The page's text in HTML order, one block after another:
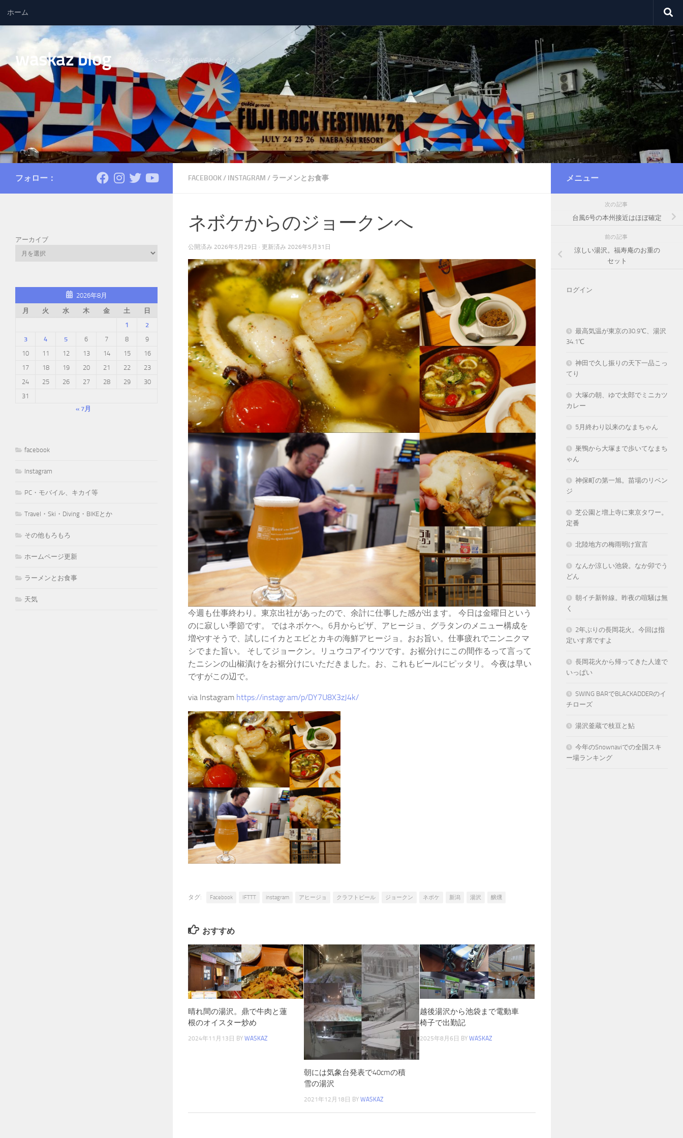
コンテンツへスキップ
ホーム
waskaz blog 南魚沼をベースにSKIやBIKEと食べ歩き
FACEBOOK/ INSTAGRAM / ラーメンとお食事
ネボケからのジョークンへ
公開済み 2026年5月29日 · 更新済み 2026年5月31日
今週も仕事終わり。東京出社があったので、余計に仕事した感が出ます。 今日は金曜日という
のに寂しい季節です。 ではネボケへ。6月からピザ、アヒージョ、グラタンのメニュー構成を
増やすそうで、試しにイカとエビとカキの海鮮アヒージョ。おお旨い。仕事疲れでニンニクマ
シでまた旨い。 そしてジョークン。リュウコアイウツです。お裾分けにこの間作るって言って
たニシンの山椒漬けをお裾分けにいただきました。お、これもビールにピッタリ。 今夜は早い
ですがこの辺で。
via Instagram https://instagr.am/p/DY7U8X3zJ4k/
タグ: Facebook IFTTT instagram アヒージョ クラフトビール ジョークン ネボケ 新潟 湯沢 醸燻
おすすめ
晴れ間の湯沢。鼎で牛肉と蓮
根のオイスター炒め
2024年11月13日 BY WASKAZ
朝には気象台発表で40cmの積
雪の湯沢
2021年12月18日 BY WASKAZ
越後湯沢から池袋まで電動車
椅子で出勤記
2025年8月6日 BY WASKAZ
フォロー：
アーカイブ
2026年8月
月
火 水 木 金 土
日
1
2
3
4 5 6 7 8
9
10
11 12 13 14 15
16
17
18 19 20 21 22
23
24
25 26 27 28 29
30
31
« 7月
facebook
Instagram
PC・モバイル、キカイ等
Travel・Ski・Diving・BIKEとか
その他もろもろ
ホームページ更新
ラーメンとお食事
天気
メニュー
次の記事
台風6号の本州接近はほぼ確定
前の記事
涼しい湯沢。福寿庵のお重の
セット
ログイン
最高気温が東京の30.9℃、湯沢
34.1℃
神田で久し振りの天下一品こっ
てり
大塚の朝、ゆで太郎でミニカツ
カレー
5月終わり以来のなまちゃん
巣鴨から大塚まで歩いてなまち
ゃん
神保町の第一旭。苗場のリベン
ジ
芝公園と増上寺に東京タワー。
定番
北陸地方の梅雨明け宣言
なんか涼しい池袋。なか卯でう
どん
朝イチ新幹線。昨夜の喧騒は無
く
2年ぶりの長岡花火。今回は指
定いす席ですよ
長岡花火から帰ってきた人達で
いっぱい
SWING BARでBLACKADDERのイ
チローズ
湯沢釜蔵で枝豆と鮎
今年のSnownaviでの全国スキ
ー場ランキング